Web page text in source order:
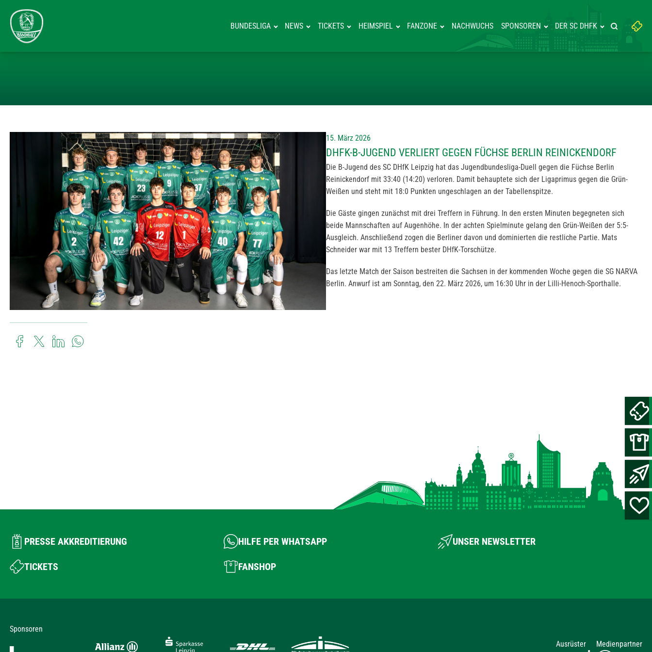
BUNDESLIGA NEWS TICKETS HEIMSPIEL FANZONE NACHWUCHS SPONSOREN DER SC DHFK
Suchbegriff
eingeben:
Suche
15. März 2026
DHFK-B-JUGEND VERLIERT GEGEN FÜCHSE BERLIN REINICKENDORF
Die B-Jugend des SC DHfK Leipzig hat das Jugendbundesliga-Duell gegen die Füchse Berlin
Reinickendorf mit 33:40 (14:20) verloren. Damit behauptete sich der Ligaprimus gegen die Grün-
Weißen und steht mit 18:0 Punkten ungeschlagen an der Tabellenspitze.
Die Gäste gingen zunächst mit drei Treffern in Führung. In den ersten Minuten begegneten sich
beide Mannschaften auf Augenhöhe. In der achten Spielminute gelang den Grün-Weißen der 5:5-
Ausgleich. Anschließend zogen die Berliner davon und dominierten die restliche Partie. Mats
Schneider war mit 13 Treffern bester DHfK-Torschütze.
Das letzte Match der Saison bestreiten die Sachsen in der kommenden Woche gegen die SG NARVA
Berlin. Anwurf ist am Sonntag, den 22. März 2026, um 16:30 Uhr in der Lilli-Henoch-Sporthalle.
PRESSE AKKREDITIERUNG HILFE PER WHATSAPP UNSER NEWSLETTER
TICKETS FANSHOP
Sponsoren
Ausrüster
Medienpartner